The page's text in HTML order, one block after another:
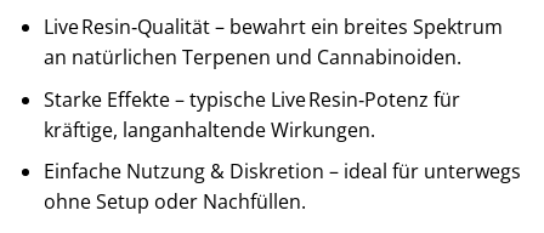
Live Resin‑Qualität – bewahrt ein breites Spektrum
an natürlichen Terpenen und Cannabinoiden.
Starke Effekte – typische Live Resin‑Potenz für
kräftige, langanhaltende Wirkungen.
Einfache Nutzung & Diskretion – ideal für unterwegs
ohne Setup oder Nachfüllen.